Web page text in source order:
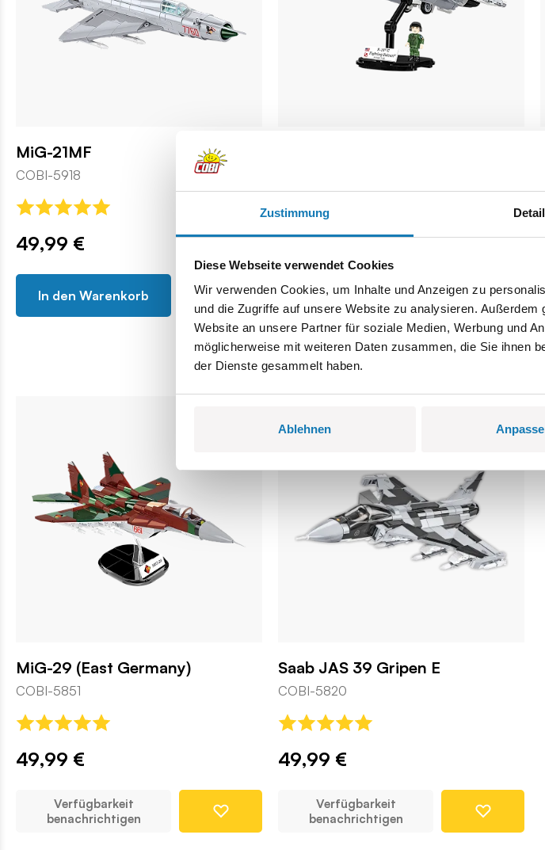
Zustimmung
Diese Webseite verwendet Cookies
Wir verwenden Cookies, um Inhalte und Anzeigen zu
und die Zugriffe auf unsere Website zu analysieren.
Website an unsere Partner für soziale Medien, Werbung und
möglicherweise mit weiteren Daten zusammen, die Sie ihnen
der Dienste gesammelt haben.
Ablehnen
MiG-21MF
COBI-5918
49,99 €
In den Warenkorb
49,99 €
In den Warenkorb
MiG-29 (East Germany)
COBI-5851
49,99 €
Verfügbarkeit
benachrichtigen
Saab JAS 39 Gripen E
COBI-5820
49,99 €
Verfügbarkeit
benachrichtigen